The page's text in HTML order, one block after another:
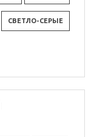
СВЕТЛО-СЕРЫЕ